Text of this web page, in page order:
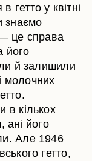
гетто у квітні
знаємо
це справа
його
й залишили
молочних
в кількох
ані його
Але 1946
гетто,